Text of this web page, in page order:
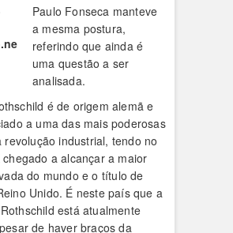
Paulo Fonseca manteve
a mesma postura,
referindo que ainda é
uma questão a ser
analisada.
é de origem alemã e
a uma das mais poderosas
revolução industrial, tendo no
chegado a alcançar a maior
do mundo e o título de
Unido. É neste país que a
está atualmente
de haver braços da